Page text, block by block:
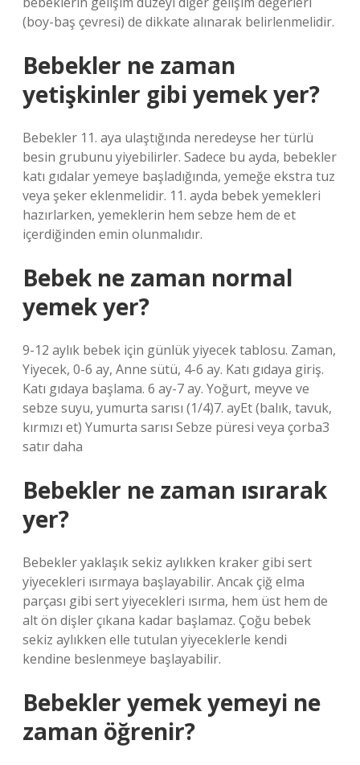
(boy-baş çevresi) de dikkate alınarak belirlenmelidir.
Bebekler ne zaman
yetişkinler gibi yemek yer?
Bebekler 11. aya ulaştığında neredeyse her türlü
besin grubunu yiyebilirler. Sadece bu ayda, bebekler
katı gıdalar yemeye başladığında, yemeğe ekstra tuz
veya şeker eklenmelidir. 11. ayda bebek yemekleri
hazırlarken, yemeklerin hem sebze hem de et
içerdiğinden emin olunmalıdır.
Bebek ne zaman normal
yemek yer?
9-12 aylık bebek için günlük yiyecek tablosu. Zaman,
Yiyecek, 0-6 ay, Anne sütü, 4-6 ay. Katı gıdaya giriş.
Katı gıdaya başlama. 6 ay-7 ay. Yoğurt, meyve ve
sebze suyu, yumurta sarısı (1/4)7. ayEt (balık, tavuk,
kırmızı et) Yumurta sarısı Sebze püresi veya çorba3
satır daha
Bebekler ne zaman ısırarak
yer?
Bebekler yaklaşık sekiz aylıkken kraker gibi sert
yiyecekleri ısırmaya başlayabilir. Ancak çiğ elma
parçası gibi sert yiyecekleri ısırma, hem üst hem de
alt ön dişler çıkana kadar başlamaz. Çoğu bebek
sekiz aylıkken elle tutulan yiyeceklerle kendi
kendine beslenmeye başlayabilir.
Bebekler yemek yemeyi ne
zaman öğrenir?